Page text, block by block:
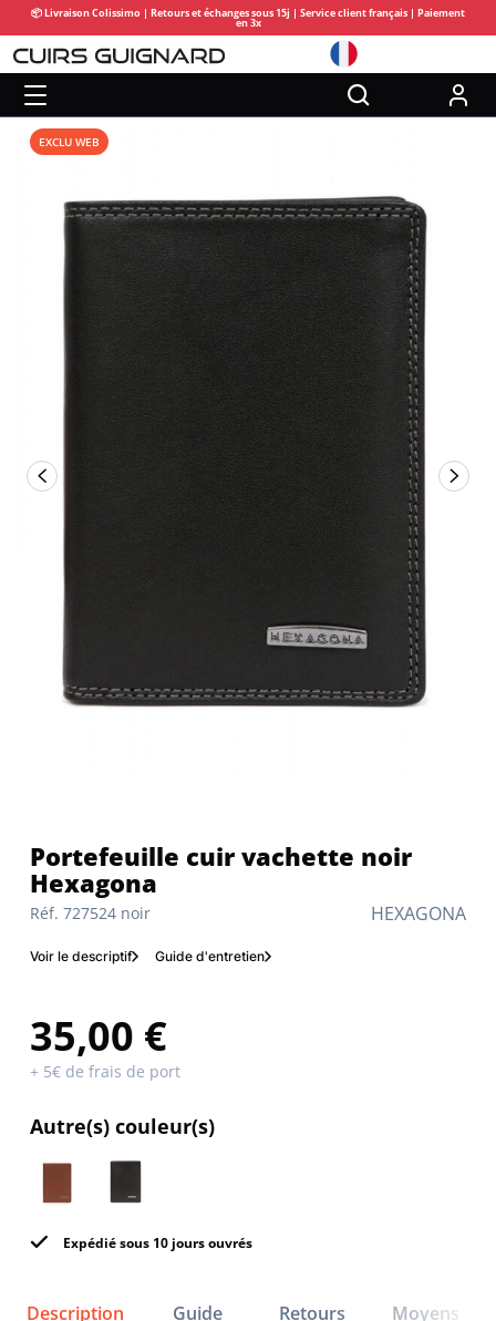
📦 Livraison Colissimo | Retours et échanges sous 15j | Service client français | Paiement
en 3x
HEXAGONA
Réf. 727524 noir
Portefeuille cuir vachette noir
Hexagona
Voir le descriptif Guide d'entretien
35,00 €
+ 5€ de frais de port
Autre(s) couleur(s)
Expédié sous 10 jours ouvrés
EXCLU WEB
Description
Guide
Retours
Moyens